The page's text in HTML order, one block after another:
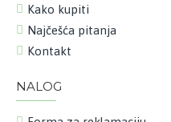
Kako kupiti
Najčešća pitanja
Kontakt
NALOG